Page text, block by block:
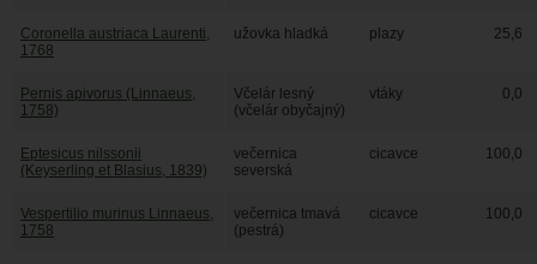
Coronella austriaca Laurenti,
1768
užovka hladká plazy 25,6
Pernis apivorus (Linnaeus,
1758)
Včelár lesný
(včelár obyčajný)
vtáky 0,0
Eptesicus nilssonii
(Keyserling et Blasius, 1839)
večernica
severská
cicavce 100,0
Vespertilio murinus Linnaeus,
1758
večernica tmavá
(pestrá)
cicavce 100,0